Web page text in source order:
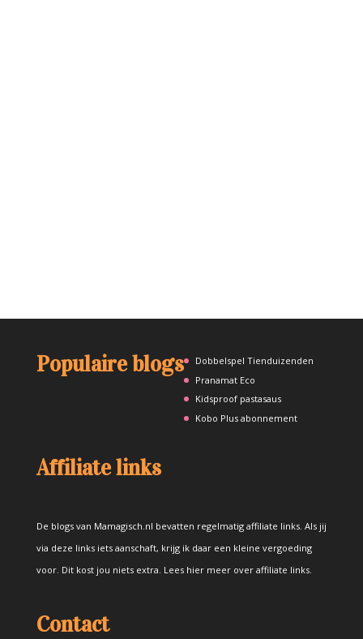
Populaire blogs
Dobbelspel Tienduizenden
Pranamat Eco
Kidsproof pastasaus
Kobo Plus abonnement
Affiliate links
De blogs van Mamagisch.nl bevatten regelmatig affiliate links. Als jij
via deze links iets aanschaft, krijg ik daar een kleine vergoeding
voor. Dit kost jou niets extra. Lees hier meer over affiliate links.
Contact